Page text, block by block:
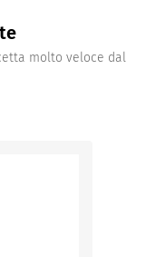
molto veloce dal